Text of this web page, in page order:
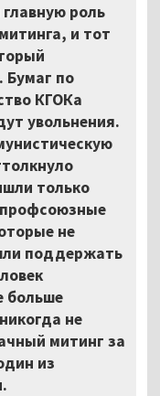
роль
и тот
Бумаг по
КГОКа
увольнения.
только
не
поддержать
больше
не
митинг за
из